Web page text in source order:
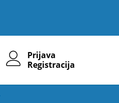
Prijava
Registracija